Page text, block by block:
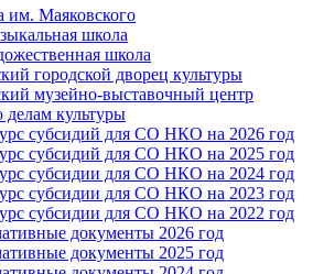
им. Маяковского
школа
школа
городской дворец культуры
музейно-выставочный центр
делам культуры
субсидий для СО НКО на 2026 год
субсидий для СО НКО на 2025 год
субсидии для СО НКО на 2024 год
субсидии для СО НКО на 2023 год
субсидии для СО НКО на 2022 год
документы 2026 год
документы 2025 год